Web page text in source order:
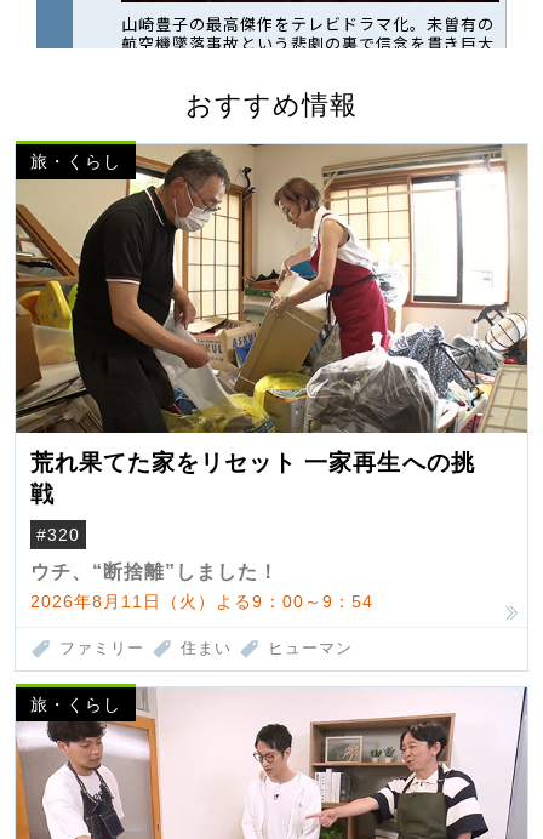
おすすめ情報
旅・くらし
荒れ果てた家をリセット 一家再生への挑
戦
#320
ウチ、“断捨離”しました！
2026年8月11日（火）よる9：00～9：54
ファミリー 住まい ヒューマン
旅・くらし